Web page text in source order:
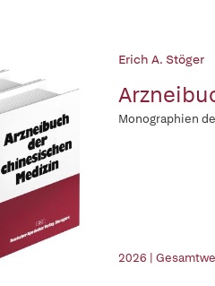
Erich A. Stöger
Monographien
2026 |